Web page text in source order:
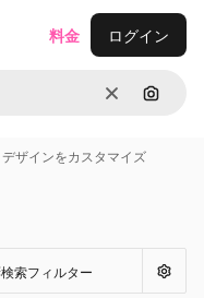
消去 画像で
料金 ログイン
デザインをカスタマイズ
検索フィルター